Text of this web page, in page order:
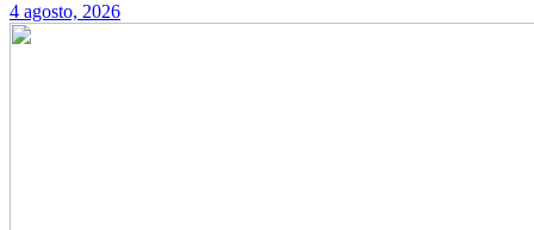
4 agosto, 2026